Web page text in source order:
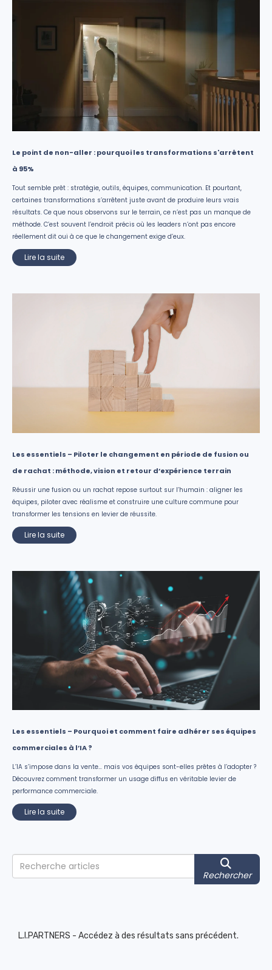
Le point de non-aller : pourquoi les transformations s'arrêtent
à 95%
Tout semble prêt : stratégie, outils, équipes, communication. Et pourtant,
certaines transformations s’arrêtent juste avant de produire leurs vrais
résultats. Ce que nous observons sur le terrain, ce n’est pas un manque de
méthode. C’est souvent l’endroit précis où les leaders n’ont pas encore
réellement dit oui à ce que le changement exige d’eux.
Lire la suite
Les essentiels – Piloter le changement en période de fusion ou
de rachat : méthode, vision et retour d’expérience terrain
Réussir une fusion ou un rachat repose surtout sur l’humain : aligner les
équipes, piloter avec réalisme et construire une culture commune pour
transformer les tensions en levier de réussite.
Lire la suite
Les essentiels – Pourquoi et comment faire adhérer ses équipes
commerciales à l’IA ?
L’IA s’impose dans la vente… mais vos équipes sont-elles prêtes à l’adopter ?
Découvrez comment transformer un usage diffus en véritable levier de
performance commerciale.
Lire la suite
Rechercher
L.I.PARTNERS - Accédez à des résultats sans précédent.